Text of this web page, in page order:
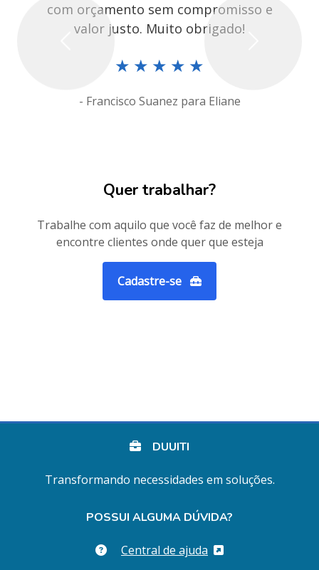
com orçamento sem compromisso e
valor justo. Muito obrigado!
★ ★ ★ ★ ★
- Francisco Suanez para Eliane
Quer trabalhar?
Trabalhe com aquilo que você faz de melhor e
encontre clientes onde quer que esteja
Cadastre-se
DUUITI
Transformando necessidades em soluções.
POSSUI ALGUMA DÚVIDA?
Central de ajuda